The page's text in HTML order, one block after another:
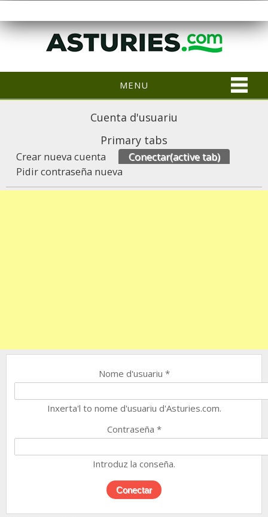
MENU
Cuenta d'usuariu
Primary tabs
Crear nueva cuenta Conectar(active tab)
Pidir contraseña nueva
Nome d'usuariu *
Inxerta'l to nome d'usuariu d'Asturies.com.
Contraseña *
Introduz la conseña.